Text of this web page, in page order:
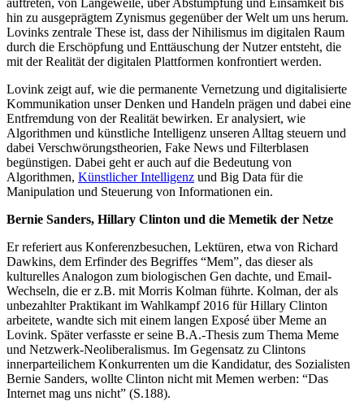
auftreten, von Langeweile, über Abstumpfung und Einsamkeit bis
hin zu ausgeprägtem Zynismus gegenüber der Welt um uns herum.
Lovinks zentrale These ist, dass der Nihilismus im digitalen Raum
durch die Erschöpfung und Enttäuschung der Nutzer entsteht, die
mit der Realität der digitalen Plattformen konfrontiert werden.
Lovink zeigt auf, wie die permanente Vernetzung und digitalisierte
Kommunikation unser Denken und Handeln prägen und dabei eine
Entfremdung von der Realität bewirken. Er analysiert, wie
Algorithmen und künstliche Intelligenz unseren Alltag steuern und
dabei Verschwörungstheorien, Fake News und Filterblasen
begünstigen. Dabei geht er auch auf die Bedeutung von
Algorithmen, Künstlicher Intelligenz und Big Data für die
Manipulation und Steuerung von Informationen ein.
Bernie Sanders, Hillary Clinton und die Memetik der Netze
Er referiert aus Konferenzbesuchen, Lektüren, etwa von Richard
Dawkins, dem Erfinder des Begriffes “Mem”, das dieser als
kulturelles Analogon zum biologischen Gen dachte, und Email-
Wechseln, die er z.B. mit Morris Kolman führte. Kolman, der als
unbezahlter Praktikant im Wahlkampf 2016 für Hillary Clinton
arbeitete, wandte sich mit einem langen Exposé über Meme an
Lovink. Später verfasste er seine B.A.-Thesis zum Thema Meme
und Netzwerk-Neoliberalismus. Im Gegensatz zu Clintons
innerparteilichem Konkurrenten um die Kandidatur, des Sozialisten
Bernie Sanders, wollte Clinton nicht mit Memen werben: “Das
Internet mag uns nicht” (S.188).